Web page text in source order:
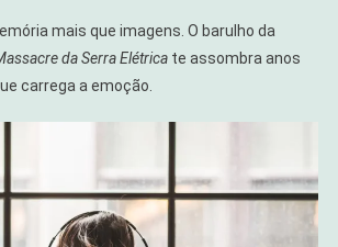
mais que imagens. O barulho da
da Serra Elétricate assombra anos
carrega a emoção.